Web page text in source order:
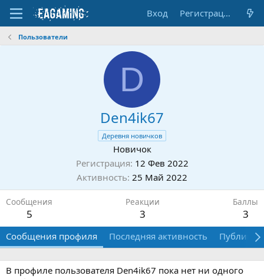
Вход Регистрация
Пользователи
D
Den4ik67
Деревня новичков
Новичок
Регистрация 12 Фев 2022
Активность 25 Май 2022
Сообщения
5
Реакции
3
Баллы
3
Сообщения профиля Последняя активность
В профиле пользователя Den4ik67 пока нет ни одного